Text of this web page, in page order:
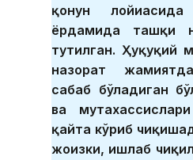
қонун
ёрдамида ташқи
тутилган. Ҳуқуқий
назорат жамиятда
сабаб бўладиган
ва
қайта кўриб
жоизки, ишлаб